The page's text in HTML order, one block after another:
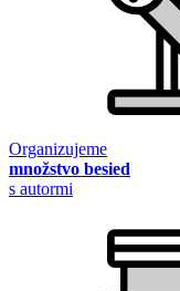
Organizujeme
množstvo besied
s autormi